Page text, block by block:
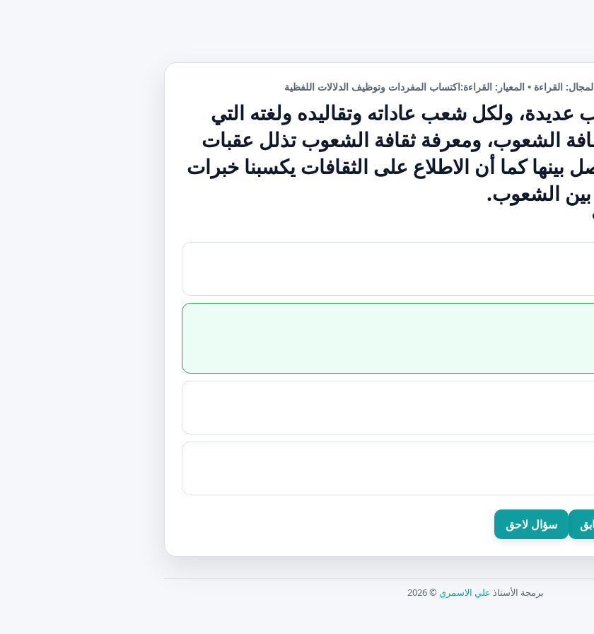
القراءة • المعيار: القراءة:اكتساب المفردات وتوظيف الدلالات اللفظية
ولكل شعب عاداته وتقاليده ولغته التي
الشعوب، ومعرفة ثقافة الشعوب تذلل عقبات
بينها كما أن الاطلاع على الثقافات يكسبنا خبرات
بين الشعوب.
سؤال لاحق
برمجة الأستاذ علي الاسمري © 2026